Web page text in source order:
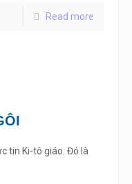
Read more
tin Ki-tô giáo. Đó là